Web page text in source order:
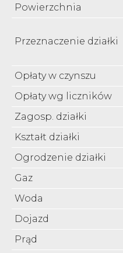
Powierzchnia
Przeznaczenie działki
Opłaty w czynszu
Opłaty wg liczników
Zagosp. działki
Kształt działki
Ogrodzenie działki
Gaz
Woda
Dojazd
Prąd